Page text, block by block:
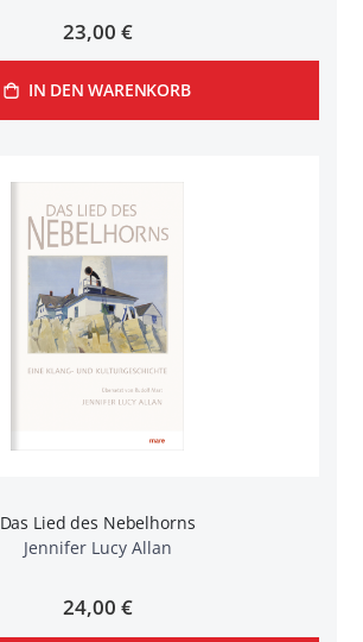
23,00 €
IN DEN WARENKORB
Das Lied des Nebelhorns
Jennifer Lucy Allan
24,00 €